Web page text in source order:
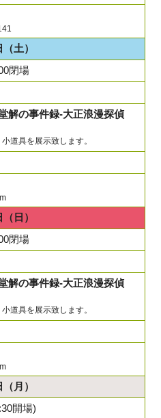
（土）
閉場
解の事件録-大正浪漫探偵
道具を展示致します。
（日）
閉場
解の事件録-大正浪漫探偵
道具を展示致します。
（月）
開場)